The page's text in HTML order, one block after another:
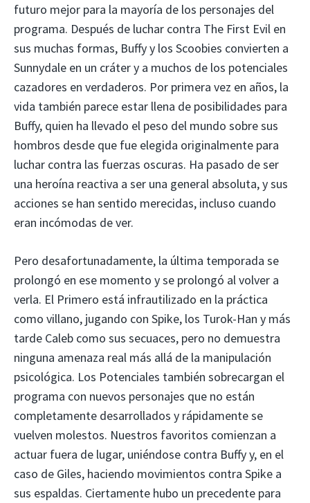
futuro mejor para la mayoría de los personajes del
programa. Después de luchar contra The First Evil en
sus muchas formas, Buffy y los Scoobies convierten a
Sunnydale en un cráter y a muchos de los potenciales
cazadores en verdaderos. Por primera vez en años, la
vida también parece estar llena de posibilidades para
Buffy, quien ha llevado el peso del mundo sobre sus
hombros desde que fue elegida originalmente para
luchar contra las fuerzas oscuras. Ha pasado de ser
una heroína reactiva a ser una general absoluta, y sus
acciones se han sentido merecidas, incluso cuando
eran incómodas de ver.
Pero desafortunadamente, la última temporada se
prolongó en ese momento y se prolongó al volver a
verla. El Primero está infrautilizado en la práctica
como villano, jugando con Spike, los Turok-Han y más
tarde Caleb como sus secuaces, pero no demuestra
ninguna amenaza real más allá de la manipulación
psicológica. Los Potenciales también sobrecargan el
programa con nuevos personajes que no están
completamente desarrollados y rápidamente se
vuelven molestos. Nuestros favoritos comienzan a
actuar fuera de lugar, uniéndose contra Buffy y, en el
caso de Giles, haciendo movimientos contra Spike a
sus espaldas. Ciertamente hubo un precedente para